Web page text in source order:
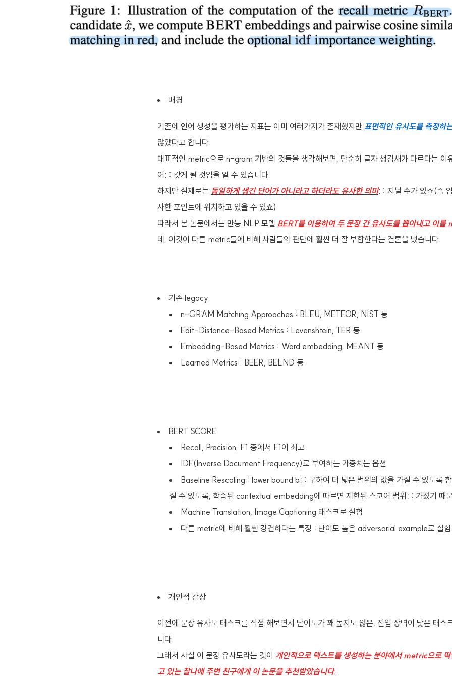
배경
기존에 언어 생성을 평가하는 지표는 이미 여러가지가 존재했지만 표면적인 유사도를 측정하
많았다고 합니다.
대표적인 metric으로 n-gram 기반의 것들을 생각해보면, 단순히 글자 생김새가 다르다는 이
어를 갖게 될 것임을 알 수 있습니다.
하지만 실제로는 동일하게 생긴 단어가 아니라고 하더라도 유사한 의미를 지닐 수가 있죠(즉
사한 포인트에 위치하고 있을 수 있죠)
따라서 본 논문에서는 만능 NLP 모델 BERT를 이용하여 두 문장 간 유사도를 뽑아내고 이
데, 이것이 다른 metric들에 비해 사람들의 판단에 훨씬 더 잘 부합한다는 결론을 냈습니다.
기존 legacy
n-GRAM Matching Approaches : BLEU, METEOR, NIST 등
Edit-Distance-Based Metrics : Levenshtein, TER 등
Embedding-Based Metrics : Word embedding, MEANT 등
Learned Metrics : BEER, BELND 등
BERT SCORE
Recall, Precision, F1 중에서 F1이 최고.
IDF(Inverse Document Frequency)로 부여하는 가중치는 옵션
Baseline Rescaling : lower bound b를 구하여 더 넓은 범위의 값을 가질 수 있도록
질 수 있도록, 학습된 contextual embedding에 따르면 제한된 스코어 범위를 가졌기 때
Machine Translation, Image Captioning 태스크로 실험
다른 metric에 비해 훨씬 강건하다는 특징 : 난이도 높은 adversarial example로 실험
개인적 감상
이전에 문장 유사도 태스크를 직접 해보면서 난이도가 꽤 높지도 않은, 진입 장벽이 낮은 태스
니다.
그래서 사실 이 문장 유사도라는 것이 개인적으로 텍스트를 생성하는 분야에서 metric으로
고 있는 찰나에 주변 친구에게 이 논문을 추천받았습니다.